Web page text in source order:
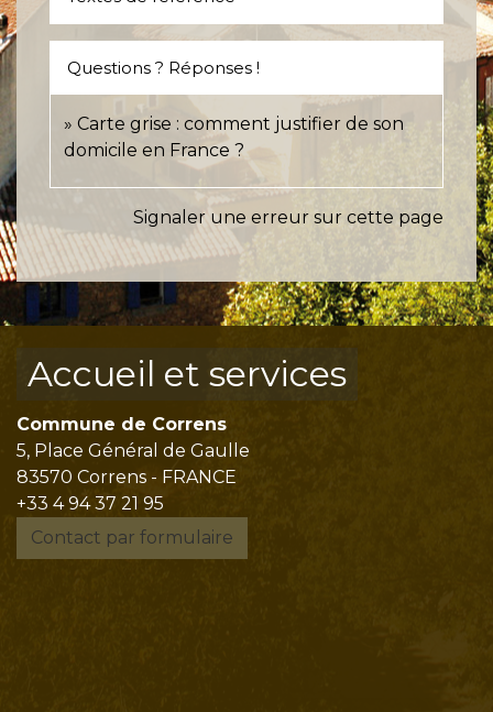
Questions ? Réponses !
Carte grise : comment justifier de son
domicile en France ?
Signaler une erreur sur cette page
Accueil et services
Commune de Correns
5, Place Général de Gaulle
83570 Correns - FRANCE
+33 4 94 37 21 95
Contact par formulaire